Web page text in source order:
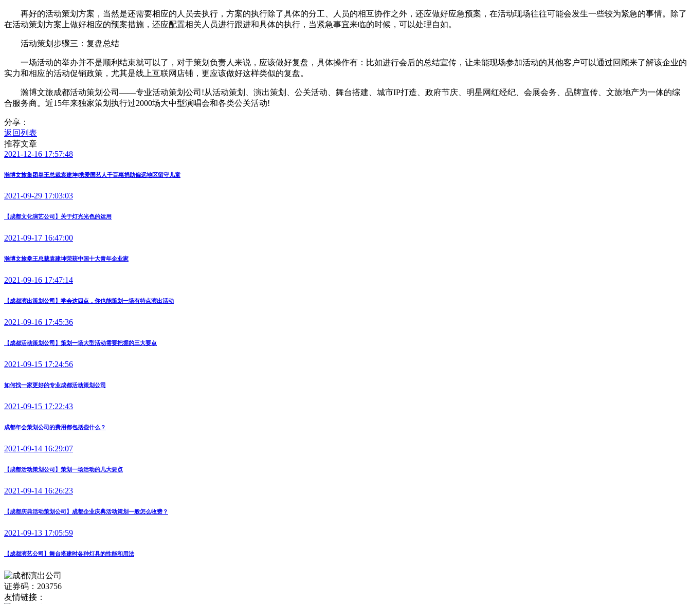
再好的活动策划方案，当然是还需要相应的人员去执行，方案的执行除了具体的分工、人员的相互协作之外，还应做好应急预案，在活动现场往往可能会发生一些较为紧急的事情。除了
在活动策划方案上做好相应的预案措施，还应配置相关人员进行跟进和具体的执行，当紧急事宜来临的时候，可以处理自如。
活动策划步骤三：复盘总结
一场活动的举办并不是顺利结束就可以了，对于策划负责人来说，应该做好复盘，具体操作有：比如进行会后的总结宣传，让未能现场参加活动的其他客户可以通过回顾来了解该企业的
实力和相应的活动促销政策，尤其是线上互联网店铺，更应该做好这样类似的复盘。
瀚博文旅成都活动策划公司——专业活动策划公司!从活动策划、演出策划、公关活动、舞台搭建、城市IP打造、政府节庆、明星网红经纪、会展会务、品牌宣传、文旅地产为一体的综
合服务商。近15年来独家策划执行过2000场大中型演唱会和各类公关活动!
分享：
返回列表
推荐文章
2021-12-16 17:57:48
瀚博文旅集团拳王总裁袁建坤|携爱国艺人千百惠捐助偏远地区留守儿童
2021-09-29 17:03:03
【成都文化演艺公司】关于灯光光色的运用
2021-09-17 16:47:00
瀚博文旅拳王总裁袁建坤荣获中国十大青年企业家
2021-09-16 17:47:14
【成都演出策划公司】学会这四点，你也能策划一场有特点演出活动
2021-09-16 17:45:36
【成都活动策划公司】策划一场大型活动需要把握的三大要点
2021-09-15 17:24:56
如何找一家更好的专业成都活动策划公司
2021-09-15 17:22:43
成都年会策划公司的费用都包括些什么？
2021-09-14 16:29:07
【成都活动策划公司】策划一场活动的几大要点
2021-09-14 16:26:23
【成都庆典活动策划公司】成都企业庆典活动策划一般怎么收费？
2021-09-13 17:05:59
【成都演艺公司】舞台搭建时各种灯具的性能和用法
证券码：203756
友情链接：